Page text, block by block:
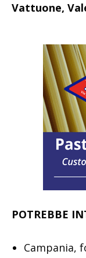
Vattuone,
POTREBBE
Campania,